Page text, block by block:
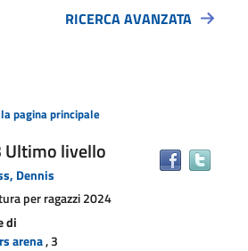
RICERCA AVANZATA
pagina principale
Ultimo livello
Dennis
per ragazzi2024
di
arena, 3